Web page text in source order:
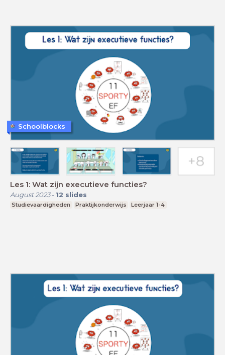
Les 1: Wat zijn executieve functies?
August 2023- 12 slides
Studievaardigheden Praktijkonderwijs Leerjaar 1-4
Schoolblocks